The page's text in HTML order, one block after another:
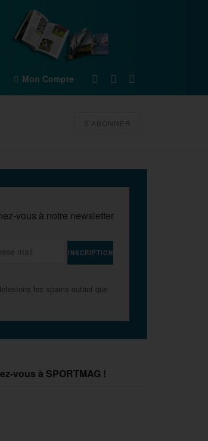
Mon Compte
S'ABONNER
vous à notre newsletter
les spams autant que
vous à SPORTMAG !